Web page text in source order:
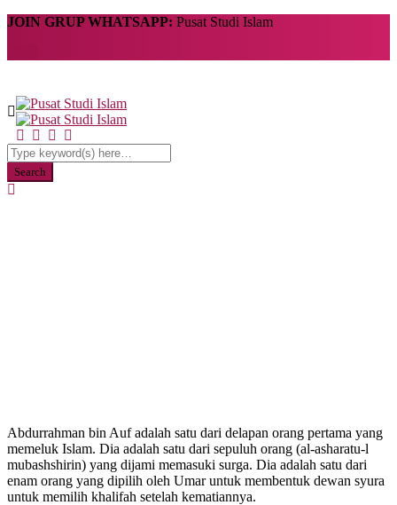
JOIN GRUP WHATSAPP: Pusat Studi Islam
Abdurrahman bin Auf adalah satu dari delapan orang pertama yang
memeluk Islam. Dia adalah satu dari sepuluh orang (al-asharatu-l
mubashshirin) yang dijami memasuki surga. Dia adalah satu dari
enam orang yang dipilih oleh Umar untuk membentuk dewan syura
untuk memilih khalifah setelah kematiannya.